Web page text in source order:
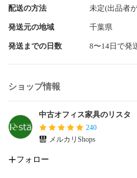
配送の方法 未定(出品者
発送元の地域 千葉県
発送までの日数 8〜14日で発
ショップ情報
中古オフィス家具のリスタ
240
メルカリShops
フォロー